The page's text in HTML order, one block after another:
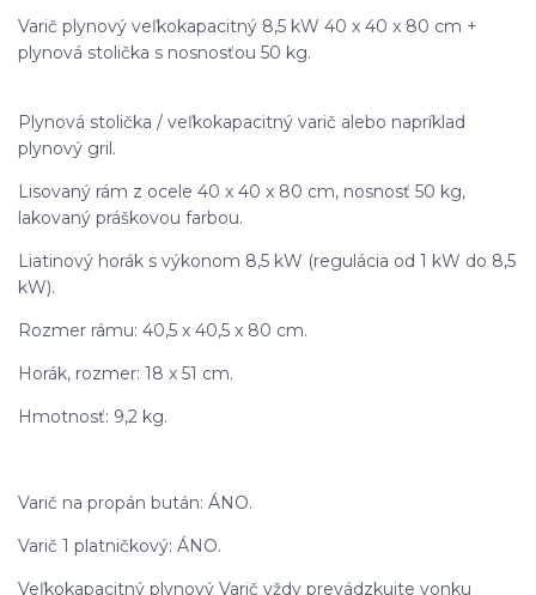
Varič plynový veľkokapacitný 8,5 kW 40 x 40 x 80 cm +
plynová stolička s nosnosťou 50 kg.
Plynová stolička / veľkokapacitný varič alebo napríklad
plynový gril.
Lisovaný rám z ocele 40 x 40 x 80 cm, nosnosť 50 kg,
lakovaný práškovou farbou.
Liatinový horák s výkonom 8,5 kW (regulácia od 1 kW do 8,5
kW).
Rozmer rámu: 40,5 x 40,5 x 80 cm.
Horák, rozmer: 18 x 51 cm.
Hmotnosť: 9,2 kg.
Varič na propán bután: ÁNO.
Varič 1 platničkový: ÁNO.
Veľkokapacitný plynový Varič vždy prevádzkujte vonku